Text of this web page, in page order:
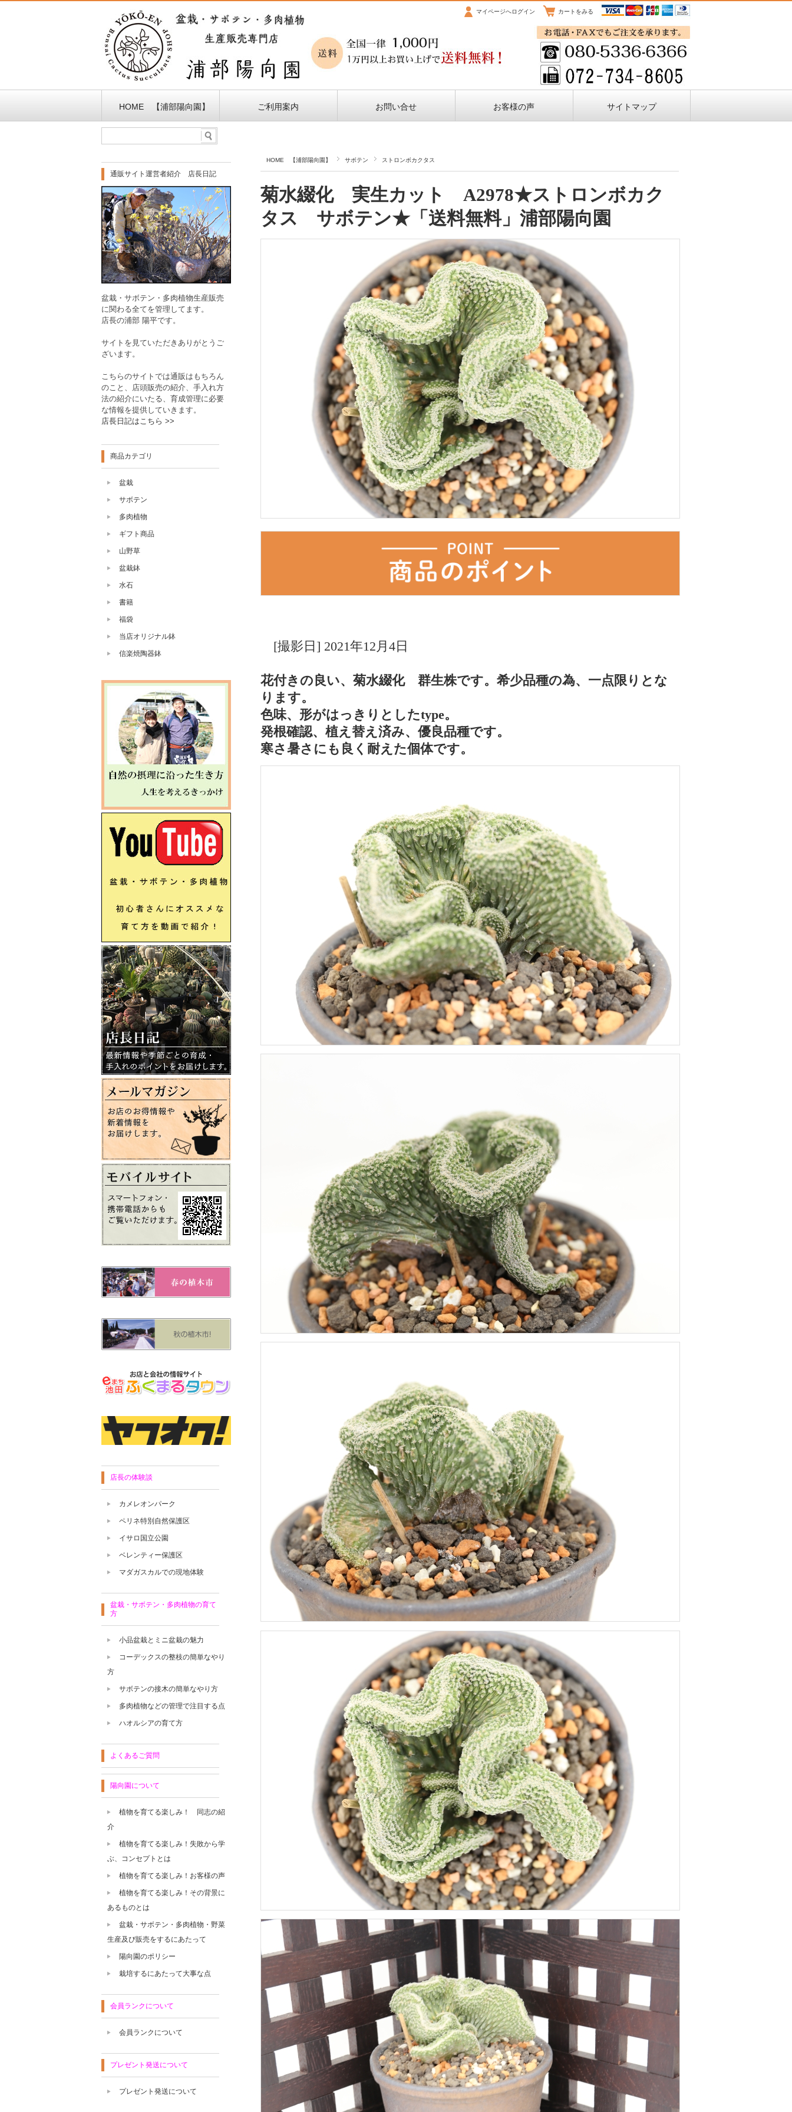
マイページへログイン カートをみる
HOME 【浦部陽向園】 ご利用案内 お問い合せ お客様の声 サイトマップ
HOME 【浦部陽向園】 サボテン ストロンボカクタス
菊水綴化 実生カット A2978★ストロンボカク
タス サボテン★「送料無料」浦部陽向園
[撮影日] 2021年12月4日
花付きの良い、菊水綴化 群生株です。希少品種の為、一点限りとな
ります。
色味、形がはっきりとしたtype。
発根確認、植え替え済み、優良品種です。
寒さ暑さにも良く耐えた個体です。
通販サイト運営者紹介 店長日記
盆栽・サボテン・多肉植物生産販売
に関わる全てを管理してます。
店長の浦部 陽平です。
サイトを見ていただきありがとうご
ざいます。
こちらのサイトでは通販はもちろん
のこと、店頭販売の紹介、手入れ方
法の紹介にいたる、育成管理に必要
な情報を提供していきます。
店長日記はこちら >>
商品カテゴリ
盆栽
サボテン
多肉植物
ギフト商品
山野草
盆栽鉢
水石
書籍
福袋
当店オリジナル鉢
信楽焼陶器鉢
店長の体験談
カメレオンパーク
ペリネ特別自然保護区
イサロ国立公園
ベレンティー保護区
マダガスカルでの現地体験
盆栽・サボテン・多肉植物の育て
方
小品盆栽とミニ盆栽の魅力
コーデックスの整枝の簡単なやり
方
サボテンの接木の簡単なやり方
多肉植物などの管理で注目する点
ハオルシアの育て方
よくあるご質問
陽向園について
植物を育てる楽しみ！ 同志の紹
介
植物を育てる楽しみ！失敗から学
ぶ、コンセプトとは
植物を育てる楽しみ！お客様の声
植物を育てる楽しみ！その背景に
あるものとは
盆栽・サボテン・多肉植物・野菜
生産及び販売をするにあたって
陽向園のポリシー
栽培するにあたって大事な点
会員ランクについて
会員ランクについて
プレゼント発送について
プレゼント発送について